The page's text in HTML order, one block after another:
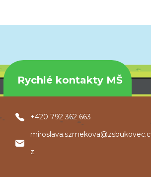
Rychlé kontakty MŠ
+420 792 362 663
miroslava.szmekova@zsbukovec.c
z